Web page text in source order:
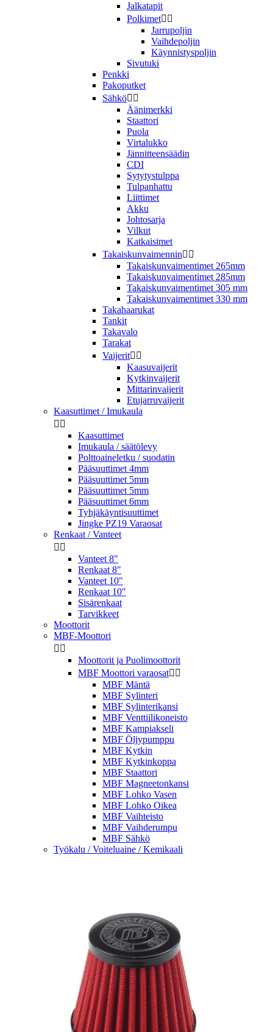
Jalkatapit
Polkimet 
Jarrupoljin
Vaihdepoljin
Käynnistyspoljin
Sivutuki
Penkki
Pakoputket
Sähkö 
Äänimerkki
Staattori
Puola
Virtalukko
Jännitteensäädin
CDI
Sytytystulppa
Tulpanhattu
Liittimet
Akku
Johtosarja
Vilkut
Katkaisimet
Takaiskunvaimennin 
Takaiskunvaimentimet 265mm
Takaiskunvaimentimet 285mm
Takaiskunvaimentimet 305 mm
Takaiskunvaimentimet 330 mm
Takahaarukat
Tankit
Takavalo
Tarakat
Vaijerit 
Kaasuvaijerit
Kytkinvaijerit
Mittarinvaijerit
Etujarruvaijerit
Kaasuttimet / Imukaula
 
Kaasuttimet
Imukaula / säätölevy
Polttoaineletku / suodatin
Pääsuuttimet 4mm
Pääsuuttimet 5mm
Pääsuuttimet 5mm
Pääsuuttimet 6mm
Tyhjäkäyntisuuttimet
Jingke PZ19 Varaosat
Renkaat / Vanteet
 
Vanteet 8"
Renkaat 8"
Vanteet 10"
Renkaat 10"
Sisärenkaat
Tarvikkeet
Moottorit
MBF-Moottori
 
Moottorit ja Puolimoottorit
MBF Moottori varaosat 
MBF Mäntä
MBF Sylinteri
MBF Sylinterikansi
MBF Venttiilikoneisto
MBF Kampiakseli
MBF Öljypumppu
MBF Kytkin
MBF Kytkinkoppa
MBF Staattori
MBF Magneetonkansi
MBF Lohko Vasen
MBF Lohko Oikea
MBF Vaihteisto
MBF Vaihderumpu
MBF Sähkö
Työkalu / Voiteluaine / Kemikaali